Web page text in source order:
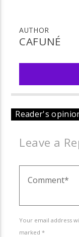
AUTHOR
CAFUNÉ
Reader's
Leave a
Your email address
marked *